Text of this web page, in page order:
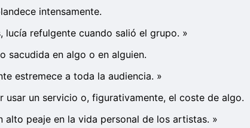
intensamente.
lucía refulgente cuando salió el grupo. »
sacudida en algo o en alguien.
estremece a toda la audiencia. »
usar un servicio o, figurativamente, el coste de algo.
alto peaje en la vida personal de los artistas. »